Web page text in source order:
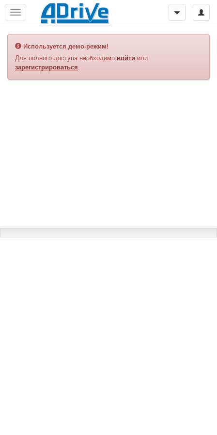
Используется демо-режим!
Для полного доступа необходимо войти или
зарегистрироваться.